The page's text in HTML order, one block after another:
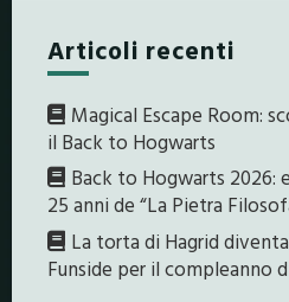
Articoli recenti
Magical Escape Room:
il Back to Hogwarts
Back to Hogwarts 2026:
25 anni de “La Pietra
La torta di Hagrid
Funside per il compleanno